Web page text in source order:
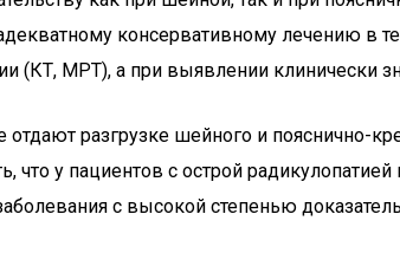
консервативному лечению в
(КТ, МРТ), а при выявлении клинически
разгрузке шейного и пояснично-
что у пациентов с острой
с высокой степенью